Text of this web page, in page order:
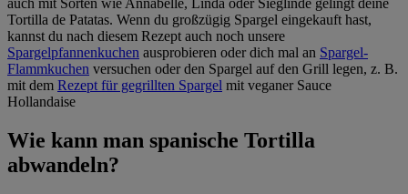
Tortilla de Patatas. Wenn du großzügig Spargel eingekauft hast,
kannst du nach diesem Rezept auch noch unsere
Spargelpfannenkuchen ausprobieren oder dich mal an Spargel-
Flammkuchen versuchen oder den Spargel auf den Grill legen, z. B.
mit dem Rezept für gegrillten Spargel mit veganer Sauce
Hollandaise
Wie kann man spanische Tortilla
abwandeln?